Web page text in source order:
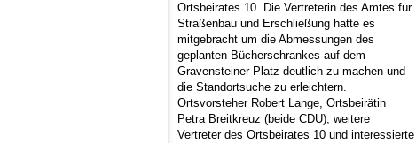
Ortsbeirates 10. Die Vertreterin des Amtes für
Straßenbau und Erschließung hatte es
mitgebracht um die Abmessungen des
geplanten Bücherschrankes auf dem
Gravensteiner Platz deutlich zu machen und
die Standortsuche zu erleichtern.
Ortsvorsteher Robert Lange, Ortsbeirätin
Petra Breitkreuz (beide CDU), weitere
Vertreter des Ortsbeirates 10 und interessierte